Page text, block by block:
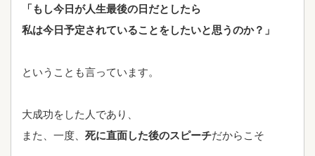
「もし今日が人生最後の日だとしたら
私は今日予定されていることをしたいと思うのか？」
ということも言っています。
大成功をした人であり、
また、一度、 死に直面した後のスピーチだからこそ